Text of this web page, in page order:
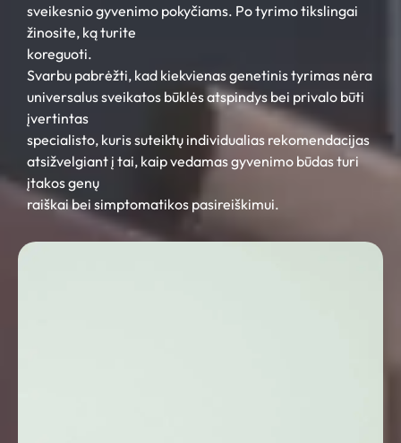
sveikesnio gyvenimo pokyčiams. Po tyrimo tikslingai
žinosite, ką turite
koreguoti.
Svarbu pabrėžti, kad kiekvienas genetinis tyrimas nėra
universalus sveikatos būklės atspindys bei privalo būti
įvertintas
specialisto, kuris suteiktų individualias rekomendacijas
atsižvelgiant į tai, kaip vedamas gyvenimo būdas turi
įtakos genų
raiškai bei simptomatikos pasireiškimui.